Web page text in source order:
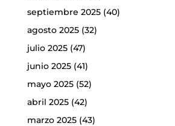
septiembre 2025(40)
agosto 2025(32)
julio 2025(47)
junio 2025(41)
mayo 2025(52)
abril 2025(42)
marzo 2025(43)